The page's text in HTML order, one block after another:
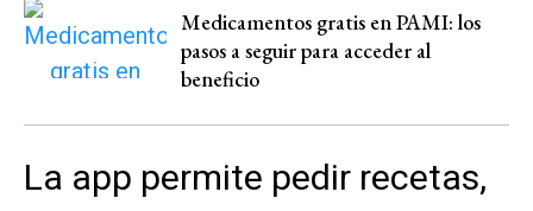
Medicamentos gratis en PAMI: los
pasos a seguir para acceder al
beneficio
La app permite pedir recetas,